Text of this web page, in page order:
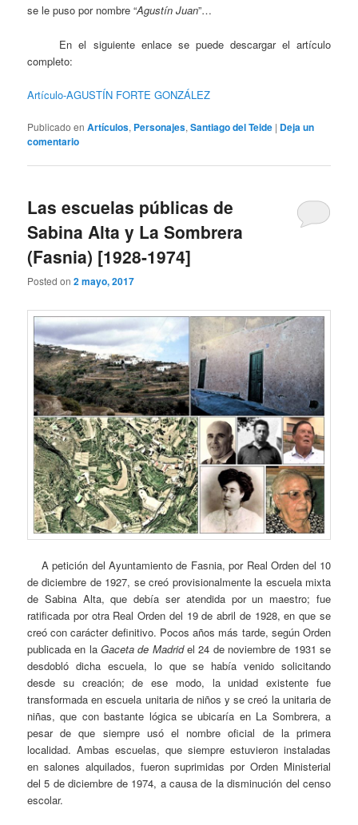
se le puso por nombre “Agustín Juan”…
En el siguiente enlace se puede descargar el artículo
completo:
Artículo-AGUSTÍN FORTE GONZÁLEZ
Publicado en Artículos, Personajes,Santiago del Teide | Deja un
comentario
Las escuelas públicas de
Sabina Alta y La Sombrera
(Fasnia) [1928-1974]
Posted on2 mayo, 2017
A petición del Ayuntamiento de Fasnia, por Real Orden del 10
de diciembre de 1927, se creó provisionalmente la escuela mixta
de Sabina Alta, que debía ser atendida por un maestro; fue
ratificada por otra Real Orden del 19 de abril de 1928, en que se
creó con carácter definitivo. Pocos años más tarde, según Orden
publicada en laGaceta de Madridel 24 de noviembre de 1931 se
desdobló dicha escuela, lo que se había venido solicitando
desde su creación; de ese modo, la unidad existente fue
transformada en escuela unitaria de niños y se creó la unitaria de
niñas, que con bastante lógica se ubicaría en La Sombrera, a
pesar de que siempre usó el nombre oficial de la primera
localidad. Ambas escuelas, que siempre estuvieron instaladas
en salones alquilados, fueron suprimidas por Orden Ministerial
del 5 de diciembre de 1974, a causa de la disminución del censo
escolar.